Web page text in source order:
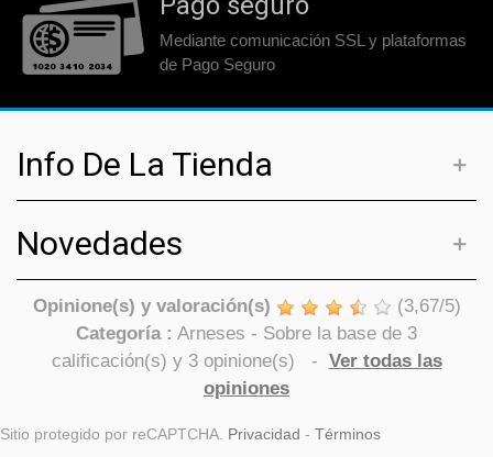
Mediante comunicación SSL y plataformas
de Pago Seguro
Info De La Tienda
Novedades
Opinione(s) y valoración(s) (3,67/5)
Categoría : Arneses - Sobre la base de 3
calificación(s) y 3opinione(s) - Ver todas las
opiniones
Sitio protegido por reCAPTCHA. Privacidad - Términos